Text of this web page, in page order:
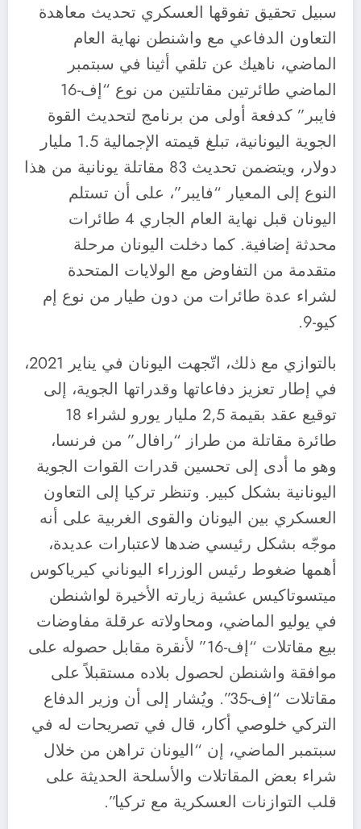
سبيل تحقيق تفوقها العسكري تحديث معاهدة
التعاون الدفاعي مع واشنطن نهاية العام
الماضي، ناهيك عن تلقي أثينا في سبتمبر
الماضي طائرتين مقاتلتين من نوع “إف-16
فايبر” كدفعة أولى من برنامج لتحديث القوة
الجوية اليونانية، تبلغ قيمته الإجمالية 1.5 مليار
دولار، ويتضمن تحديث 83 مقاتلة يونانية من هذا
النوع إلى المعيار “فايبر”، على أن تستلم
اليونان قبل نهاية العام الجاري 4 طائرات
محدثة إضافية. كما دخلت اليونان مرحلة
متقدمة من التفاوض مع الولايات المتحدة
لشراء عدة طائرات من دون طيار من نوع إم
كيو-9.
بالتوازي مع ذلك، اتّجهت اليونان في يناير 2021،
في إطار تعزيز دفاعاتها وقدراتها الجوية، إلى
توقيع عقد بقيمة 2,5 مليار يورو لشراء 18
طائرة مقاتلة من طراز “رافال” من فرنسا،
وهو ما أدى إلى تحسين قدرات القوات الجوية
اليونانية بشكل كبير. وتنظر تركيا إلى التعاون
العسكري بين اليونان والقوى الغربية على أنه
موجّه بشكل رئيسي ضدها لاعتبارات عديدة،
أهمها ضغوط رئيس الوزراء اليوناني كيرياكوس
ميتسوتاكيس عشية زيارته الأخيرة لواشنطن
في يوليو الماضي، ومحاولاته عرقلة مفاوضات
بيع مقاتلات “إف-16” لأنقرة مقابل حصوله على
موافقة واشنطن لحصول بلاده مستقبلاً على
مقاتلات “إف-35”. ويُشار إلى أن وزير الدفاع
التركي خلوصي أكار، قال في تصريحات له في
سبتمبر الماضي، إن “اليونان تراهن من خلال
شراء بعض المقاتلات والأسلحة الحديثة على
قلب التوازنات العسكرية مع تركيا”.